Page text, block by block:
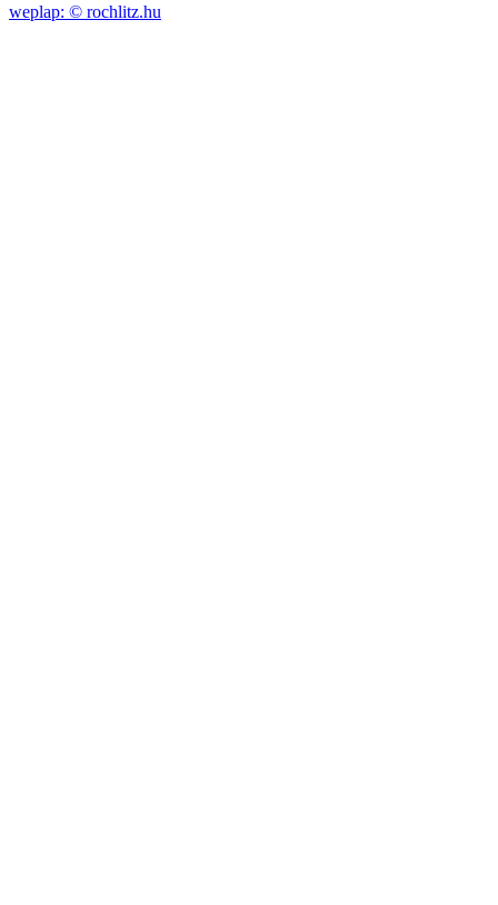
weplap: © rochlitz.hu